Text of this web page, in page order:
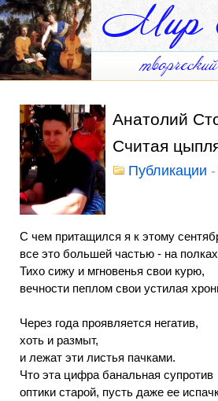
Анатолий
Считая
Публикации -
С чем притащился я к этому
все это большей частью - на
Тихо сижу и мгновенья свои курю,
вечности пеплом свои устилая
Через года проявляется негатив,
хоть и размыт,
и лежат эти листья пачками.
Что эта цифра банальная супротив
оптики старой, пусть даже ее